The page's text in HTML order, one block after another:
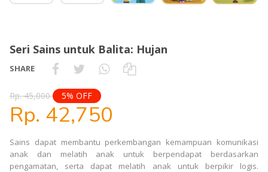
Seri Sains untuk Balita: Hujan
SHARE
Rp. 45,000 5% OFF
Rp. 42,750
Sains dapat membantu perkembangan kemampuan komunikasi
anak dan melatih anak untuk berpendapat berdasarkan
pengamatan, serta dapat melatih anak untuk berpikir logis.